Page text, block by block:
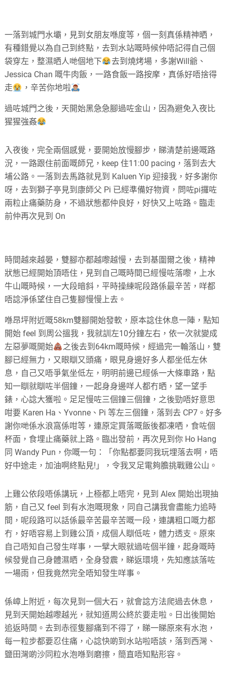
一落到城門水壩，見到女朋友喺度等，個一刻真係精神晒，
有種錯覺以為自己到終點，去到水站嘅時候仲唔記得自己個
袋穿左，整濕晒人哋個地下
去到燒烤場，多謝Will爺、
Jessica Chan 嘅牛肉飯，一路食飯一路按摩，真係好唔捨得
走
，辛苦你地啦
過咗城門之後，天開始黑急急腳過咗金山，因為避免入夜比
猩猩強姦
入夜後，完全兩個感覺，要開始放慢腳步，睇清楚前邊嘅路
況，一路跟住前面嘅師兄，keep 住11:00 pacing，落到去大
埔公路。一落到去馬路就見到 Kaluen Yip 迎接我，好多謝你
呀，去到獅子亭見到康師父 Pi 已經準備好物資，問咗pi攞咗
兩粒止痛藥防身，不過狀態都仲良好，好快又上咗路。臨走
前仲再次見到 On
時間越來越晏，雙腳亦都越嚟越慢，去到基圍爾之後，精神
狀態已經開始頂唔住，見到自己嘅時間已經慢咗落嚟，上水
牛山嘅時候，一大段暗斜，平時操練呢段路係最辛苦，咩都
唔諗淨係望住自己隻腳慢慢上去。
喺昂坪附近嘅58km雙腳開始發軟，原本諗住休息一陣，點知
開始 feel 到周公搵我，我就訓左10分鐘左右，依一次就變成
左惡夢嘅開始
之後去到64km嘅時候，經過完一輪落山，雙
腳已經無力，又眼瞓又頭痛，眼見身邊好多人都坐低左休
息，自己又唔爭氣坐低左，明明前邊已經係一大條車路，點
知一瞓就瞓咗半個鐘，一起身身邊咩人都冇晒，望一望手
錶，心諗大獲啦。足足慢咗三個鐘三個鐘，之後勁唔好意思
咁要 Karen Ha、Yvonne、Pi 等左三個鐘，落到去 CP7。好多
謝你哋係水浪窩係咁等，連原定買落嘅飯後都凍哂，食咗個
杯面，食埋止痛藥就上路。臨出發前，再次見到你 Ho Hang
同 Wandy Pun，你嘅一句：「你點都要同我玩埋落去啊，唔
好中途走，加油啊終點見!」，令我叉足電夠膽挑戰雞公山。
上雞公依段唔係講玩，上極都上唔完，見到 Alex 開始出現抽
筋，自己又 feel 到有水泡嘅現象，同自己講我會盡能力追時
間，呢段路可以話係最辛苦最辛苦嘅一段，連講粗口嘅力都
冇，好唔容易上到雞公頂，成個人瞓低咗，體力透支。原來
自己唔知自己發生咩事，一擘大眼就過咗個半鐘，起身嘅時
候發覺自己身體濕晒，全身發震，睇返環境，先知應該落咗
一場雨，但我竟然完全唔知發生咩事。
係嶂上附近，每次見到一個大石，就會諗方法爬過去休息，
見到天開始越嚟越光，就知道周公終於要走啦。日出後開始
追返時間。去到赤徑隻腳痛到不得了，睇一睇原來有水泡，
每一粒步都要忍住痛，心諗快啲到水站啦唔該，落到西灣、
鹽田灣啲沙同粒水泡喺到磨擦，簡直唔知點形容。